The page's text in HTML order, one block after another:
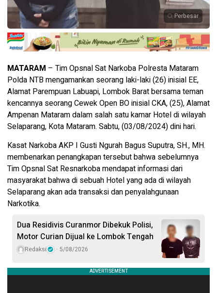
Perbesar
MATARAM – Tim Opsnal Sat Narkoba Polresta Mataram
Polda NTB mengamankan seorang laki-laki (26) inisial EE,
Alamat Parempuan Labuapi, Lombok Barat bersama teman
kencannya seorang Cewek Open BO inisial CKA, (25), Alamat
Ampenan Mataram dalam salah satu kamar Hotel di wilayah
Selaparang, Kota Mataram. Sabtu, (03/08/2024) dini hari.
Kasat Narkoba AKP I Gusti Ngurah Bagus Suputra, SH., MH.
membenarkan penangkapan tersebut bahwa sebelumnya
Tim Opsnal Sat Resnarkoba mendapat informasi dari
masyarakat bahwa di sebuah Hotel yang ada di wilayah
Selaparang akan ada transaksi dan penyalahgunaan
Narkotika.
Dua Residivis Curanmor Dibekuk Polisi,
Motor Curian Dijual ke Lombok Tengah
Redaksi 5/08/2026